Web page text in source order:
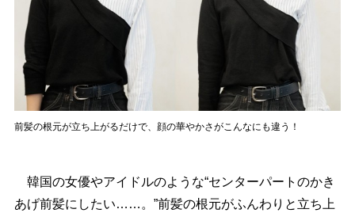
前髪の根元が立ち上がるだけで、顔の華やかさがこんなにも違う！
韓国の女優やアイドルのような“センターパートのかき
あげ前髪にしたい……。”前髪の根元がふんわりと立ち上